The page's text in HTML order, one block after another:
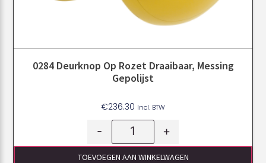
0284 Deurknop Op Rozet Draaibaar, Messing
Gepolijst
€236.30 Incl. BTW
- +
TOEVOEGEN AAN WINKELWAGEN